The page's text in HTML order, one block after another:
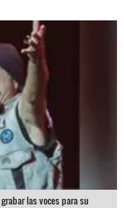
las voces para su